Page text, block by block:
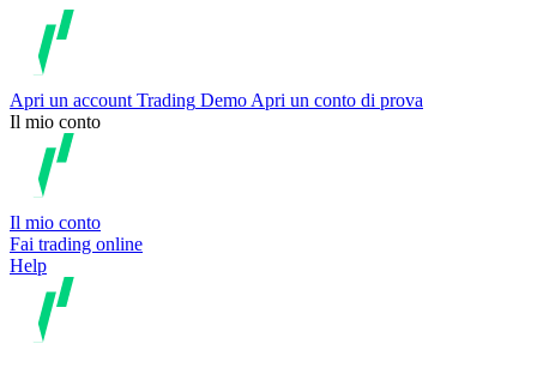
Apri un account Trading Demo Apri un conto di prova
Il mio conto
Il mio conto
Fai trading online
Help